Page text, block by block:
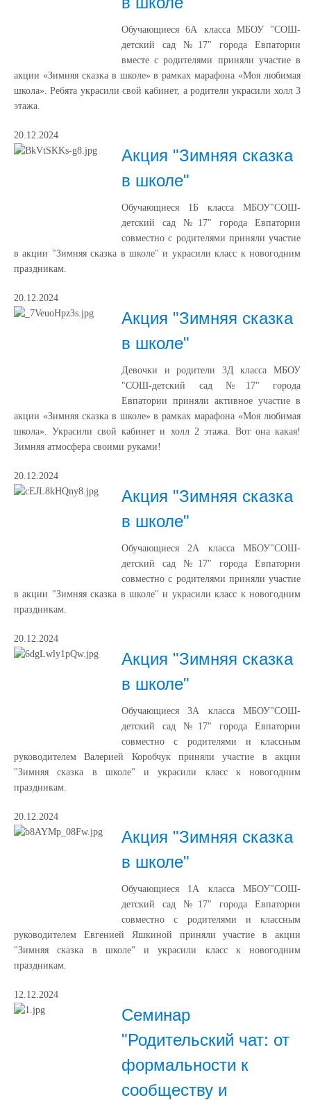
Обучающиеся 6А класса МБОУ "СОШ-
детский сад №17" города Евпатории
вместе с родителями приняли участие в
акции «Зимняя сказка в школе» в рамках марафона «Моя любимая
школа». Ребята украсили свой кабинет, а родители украсили холл 3
этажа.
20.12.2024
Акция "Зимняя сказка
в школе"
Обучающиеся 1Б класса МБОУ"СОШ-
детский сад №17" города Евпатории
совместно с родителями приняли участие
в акции "Зимняя сказка в школе" и украсили класс к новогодним
праздникам.
20.12.2024
Акция "Зимняя сказка
в школе"
Девочки и родители 3Д класса МБОУ
"СОШ-детский сад №17" города
Евпатории приняли активное участие в
акции «Зимняя сказка в школе» в рамках марафона «Моя любимая
школа». Украсили свой кабинет и холл 2 этажа. Вот она какая!
Зимняя атмосфера своими руками!
20.12.2024
Акция "Зимняя сказка
в школе"
Обучающиеся 2А класса МБОУ"СОШ-
детский сад №17" города Евпатории
совместно с родителями приняли участие
в акции "Зимняя сказка в школе" и украсили класс к новогодним
праздникам.
20.12.2024
Акция "Зимняя сказка
в школе"
Обучающиеся 3А класса МБОУ"СОШ-
детский сад №17" города Евпатории
совместно с родителями и классным
руководителем Валерией Коробчук приняли участие в акции
"Зимняя сказка в школе" и украсили класс к новогодним
праздникам.
20.12.2024
Акция "Зимняя сказка
в школе"
Обучающиеся 1А класса МБОУ"СОШ-
детский сад №17" города Евпатории
совместно с родителями и классным
руководителем Евгенией Яшкиной приняли участие в акции
"Зимняя сказка в школе" и украсили класс к новогодним
праздникам.
12.12.2024
Семинар
"Родительский чат: от
формальности к
сообществу и